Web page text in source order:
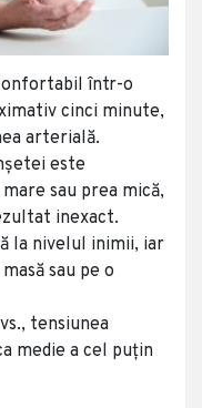
într-o
cinci minute,
arterială.
este
sau prea mică,
inexact.
la nivelul inimii, iar
sau pe o
tensiunea
medie a cel puțin